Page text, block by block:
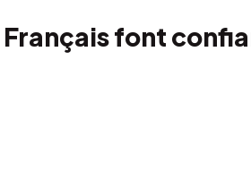
font